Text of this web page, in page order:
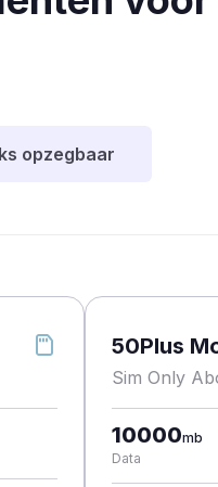
opzegbaar
50Plus
Sim Only
10000mb
Data